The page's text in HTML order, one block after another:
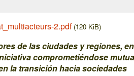
2.pdf (120 KiB)
de las ciudades y regiones,
comprometiéndose
la transición hacia sociedades